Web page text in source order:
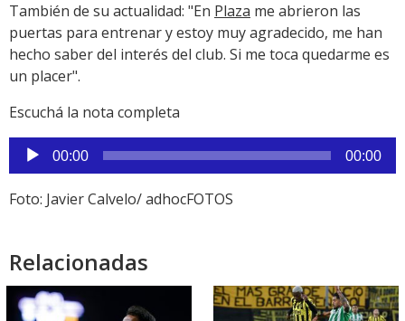
También de su actualidad: "En Plaza me abrieron las
puertas para entrenar y estoy muy agradecido, me han
hecho saber del interés del club. Si me toca quedarme es
un placer".
Escuchá la nota completa
Reproductor
de
audio
00:00 00:00
Foto: Javier Calvelo/ adhocFOTOS
Relacionadas